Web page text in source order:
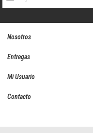
boletín
Nosotros
Entregas
Mi Usuario
Contacto